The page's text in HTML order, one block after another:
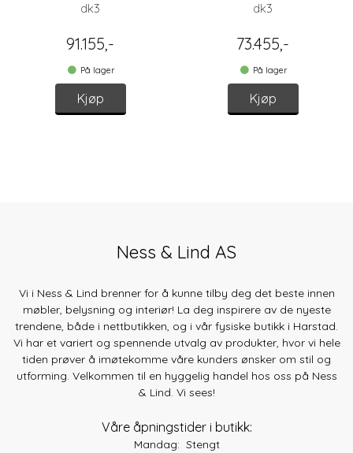
dk3
91.155,-
På lager
Kjøp
dk3
73.455,-
På lager
Kjøp
Ness & Lind AS
Vi i Ness & Lind brenner for å kunne tilby deg det beste innen
møbler, belysning og interiør! La deg inspirere av de nyeste
trendene, både i nettbutikken, og i vår fysiske butikk i Harstad.
Vi har et variert og spennende utvalg av produkter, hvor vi hele
tiden prøver å imøtekomme våre kunders ønsker om stil og
utforming. Velkommen til en hyggelig handel hos oss på Ness
& Lind. Vi sees!
Våre åpningstider i butikk:
Mandag: Stengt